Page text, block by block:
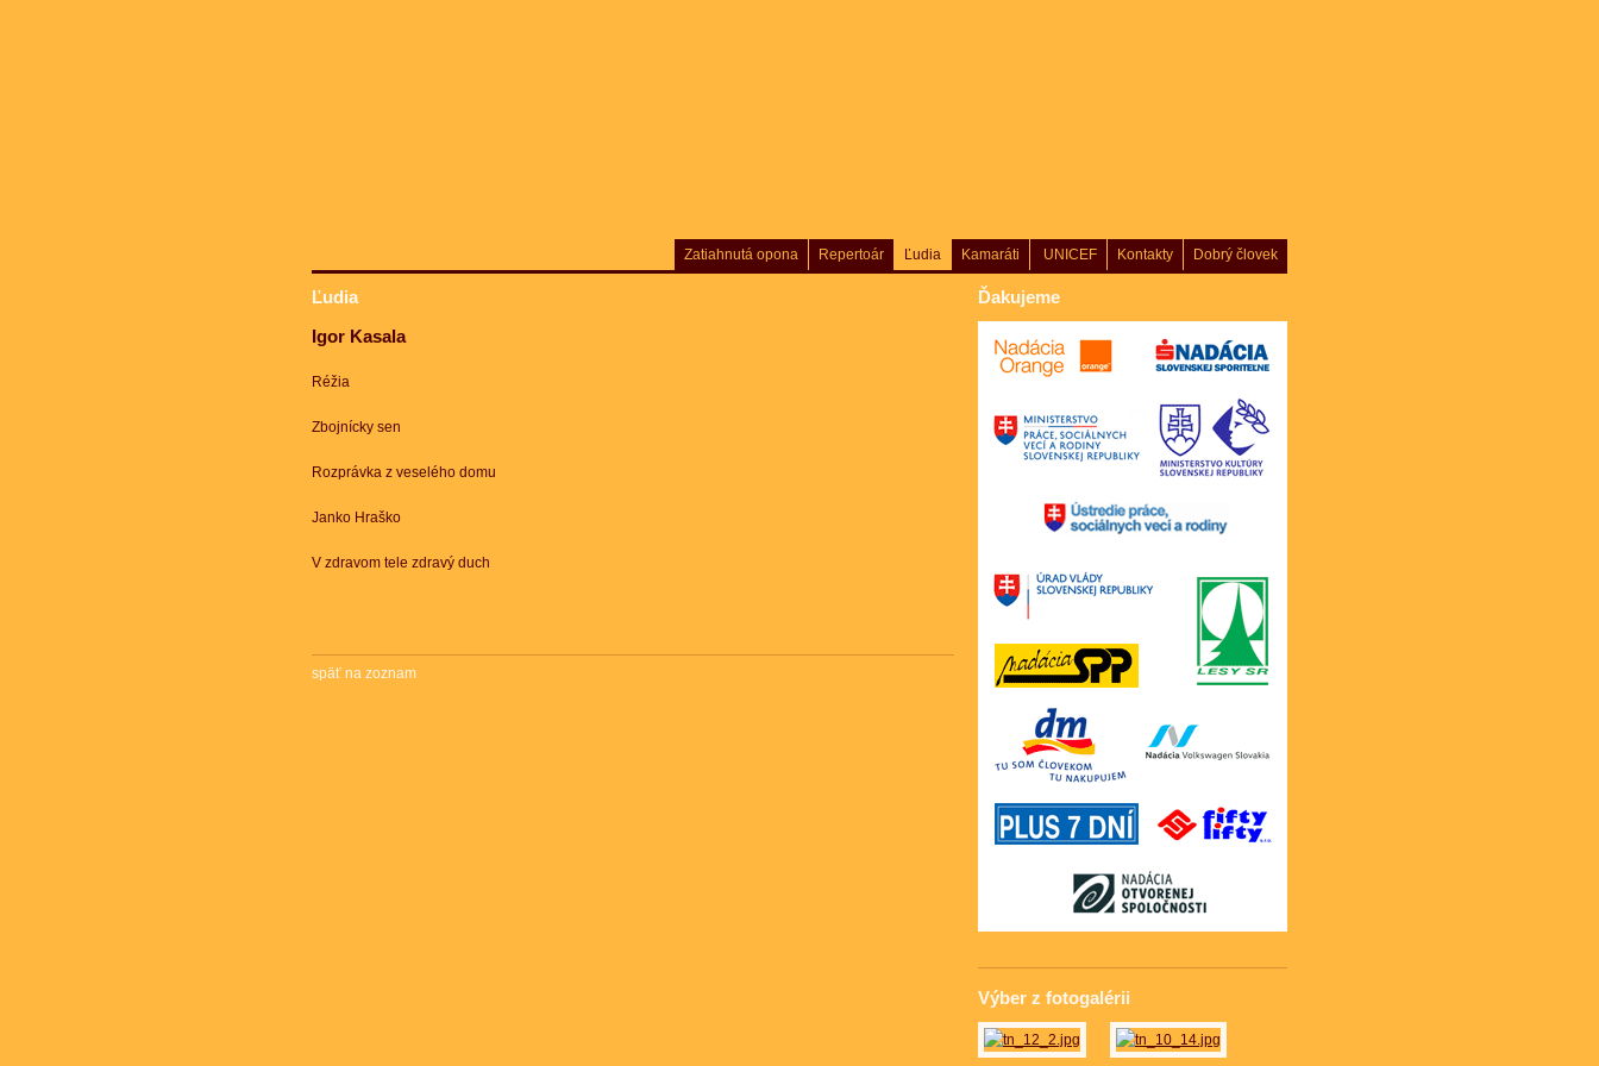
Zatiahnutá opona Repertoár Ľudia Kamaráti UNICEF Kontakty Dobrý človek
Ľudia
Igor Kasala
Réžia
Zbojnícky sen
Rozprávka z veselého domu
Janko Hraško
V zdravom tele zdravý duch
späť na zoznam
Ďakujeme
Výber z fotogalérii